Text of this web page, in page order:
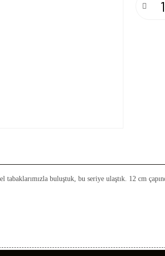
tabaklarımızla buluştuk, bu seriye ulaştık. 12 cm